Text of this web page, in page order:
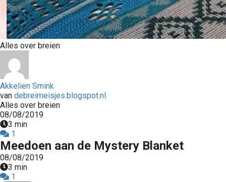
Alles over breien
Akkelien Smink
van debreimeisjes.blogspot.nl
Alles over breien
08/08/2019
3 min
1
Meedoen aan de Mystery Blanket
08/08/2019
3 min
1